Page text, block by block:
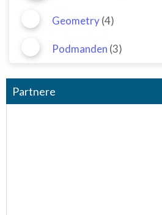
Geometry(4)
Podmanden (3)
Partnere